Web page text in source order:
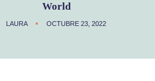
World
LAURA OCTUBRE 23, 2022